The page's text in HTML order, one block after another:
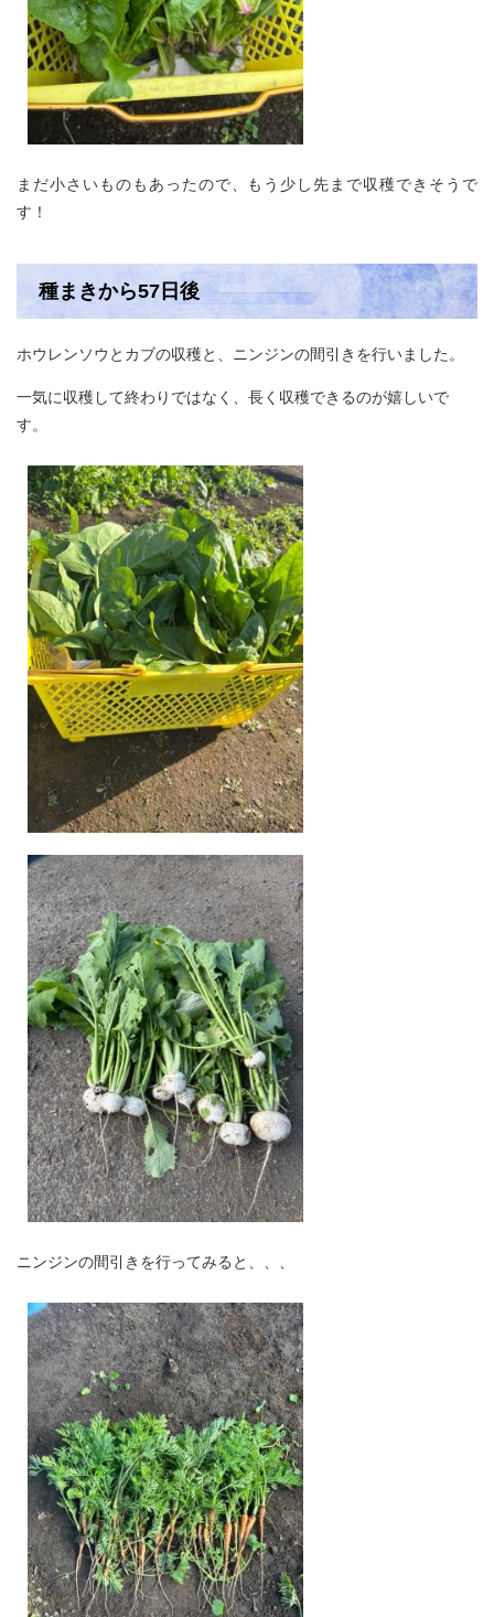
まだ小さいものもあったので、もう少し先まで収穫できそうで
す！
種まきから57日後
ホウレンソウとカブの収穫と、ニンジンの間引きを行いました。
一気に収穫して終わりではなく、長く収穫できるのが嬉しいで
す。
ニンジンの間引きを行ってみると、、、